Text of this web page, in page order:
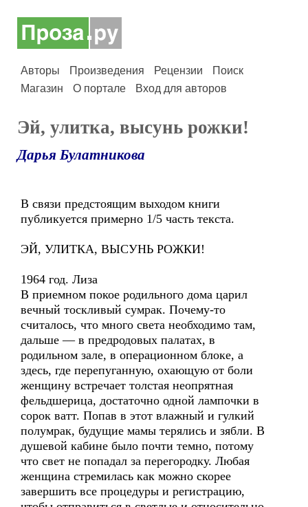
Авторы Произведения Рецензии
Поиск
Магазин
О портале Вход для авторов
Эй, улитка, высунь рожки!
Дарья Булатникова
В связи предстоящим выходом книги
публикуется примерно 1/5 часть текста.
ЭЙ, УЛИТКА, ВЫСУНЬ РОЖКИ!
1964 год. Лиза
В приемном покое родильного дома царил
вечный тоскливый сумрак. Почему-то
считалось, что много света необходимо там,
дальше — в предродовых палатах, в
родильном зале, в операционном блоке, а
здесь, где перепуганную, охающую от боли
женщину встречает толстая неопрятная
фельдшерица, достаточно одной лампочки в
сорок ватт. Попав в этот влажный и гулкий
полумрак, будущие мамы терялись и зябли. В
душевой кабине было почти темно, потому
что свет не попадал за перегородку. Любая
женщина стремилась как можно скорее
завершить все процедуры и регистрацию,